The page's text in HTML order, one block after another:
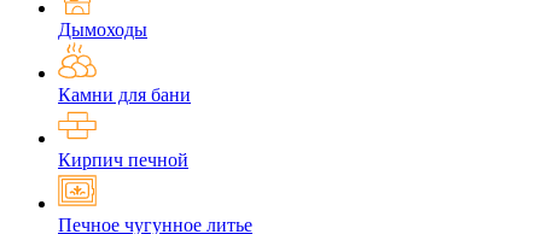
Дымоходы
Камни для бани
Кирпич печной
Печное чугунное литье